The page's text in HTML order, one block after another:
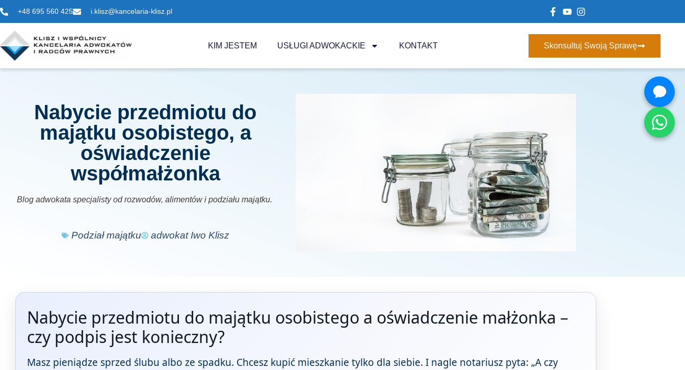
+48 695 560 425 i.klisz@kancelaria-klisz.pl
KIM JESTEM USŁUGI ADWOKACKIE KONTAKT Skonsultuj Swoją Sprawę
Nabycie przedmiotu do
majątku osobistego, a
oświadczenie
współmałżonka
Blog adwokata specjalisty od rozwodów, alimentów i podziału majątku.
Podział majątku adwokat Iwo Klisz
Nabycie przedmiotu do majątku osobistego a oświadczenie małżonka –
czy podpis jest konieczny?
Masz pieniądze sprzed ślubu albo ze spadku. Chcesz kupić mieszkanie tylko dla siebie. I nagle notariusz pyta: „A czy